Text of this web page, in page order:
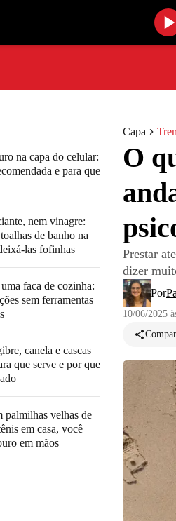
Capa
O
Prestar
dizer
Por
10/06/2025
na capa do celular:
e para que
nem vinagre:
de banho na
las fofinhas
faca de cozinha:
sem ferramentas
canela e cascas
que serve e por que
palmilhas velhas de
em casa, você
em mãos